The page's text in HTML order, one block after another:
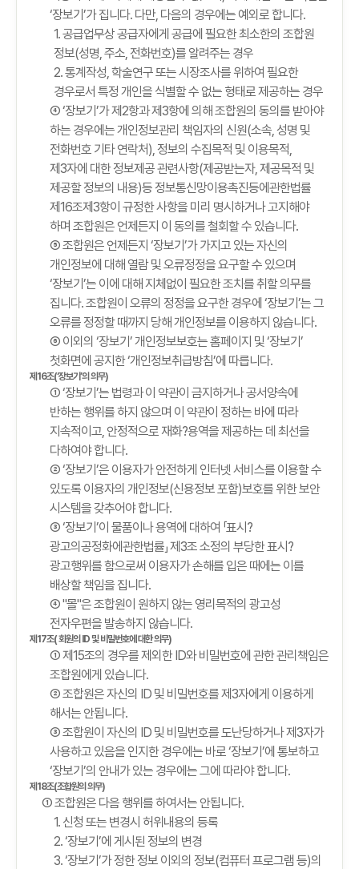
‘장보기’가 집니다. 다만, 다음의 경우에는 예외로 합니다.
1. 공급업무상 공급자에게 공급에 필요한 최소한의 조합원
정보(성명, 주소, 전화번호)를 알려주는 경우
2. 통계작성, 학술연구 또는 시장조사를 위하여 필요한
경우로서 특정 개인을 식별할 수 없는 형태로 제공하는 경우
④ ‘장보기’가 제2항과 제3항에 의해 조합원의 동의를 받아야
하는 경우에는 개인정보관리 책임자의 신원(소속, 성명 및
전화번호 기타 연락처), 정보의 수집목적 및 이용목적,
제3자에 대한 정보제공 관련사항(제공받는자, 제공목적 및
제공할 정보의 내용)등 정보통신망이용촉진등에관한법률
제16조제3항이 규정한 사항을 미리 명시하거나 고지해야
하며 조합원은 언제든지 이 동의를 철회할 수 있습니다.
⑤ 조합원은 언제든지 ‘장보기’가 가지고 있는 자신의
개인정보에 대해 열람 및 오류정정을 요구할 수 있으며
‘장보기’는 이에 대해 지체없이 필요한 조치를 취할 의무를
집니다. 조합원이 오류의 정정을 요구한 경우에 ‘장보기’는 그
오류를 정정할 때까지 당해 개인정보를 이용하지 않습니다.
⑥ 이외의 ‘장보기’ 개인정보보호는 홈페이지 및 ‘장보기’
첫화면에 공지한 ‘개인정보취급방침’에 따릅니다.
제16조(‘장보기’의 의무)
① ‘장보기’는 법령과 이 약관이 금지하거나 공서양속에
반하는 행위를 하지 않으며 이 약관이 정하는 바에 따라
지속적이고, 안정적으로 재화?용역을 제공하는 데 최선을
다하여야 합니다.
② ‘장보기’은 이용자가 안전하게 인터넷 서비스를 이용할 수
있도록 이용자의 개인정보(신용정보 포함)보호를 위한 보안
시스템을 갖추어야 합니다.
③ ‘장보기’이 물품이나 용역에 대하여 「표시?
광고의공정화에관한법률」 제3조 소정의 부당한 표시?
광고행위를 함으로써 이용자가 손해를 입은 때에는 이를
배상할 책임을 집니다.
④ "몰"은 조합원이 원하지 않는 영리목적의 광고성
전자우편을 발송하지 않습니다.
제17조( 회원의 ID 및 비밀번호에 대한 의무)
① 제15조의 경우를 제외한 ID와 비밀번호에 관한 관리책임은
조합원에게 있습니다.
② 조합원은 자신의 ID 및 비밀번호를 제3자에게 이용하게
해서는 안됩니다.
③ 조합원이 자신의 ID 및 비밀번호를 도난당하거나 제3자가
사용하고 있음을 인지한 경우에는 바로 ‘장보기’에 통보하고
‘장보기’의 안내가 있는 경우에는 그에 따라야 합니다.
제18조(조합원의 의무)
① 조합원은 다음 행위를 하여서는 안됩니다.
1. 신청 또는 변경시 허위내용의 등록
2. ‘장보기’에 게시된 정보의 변경
3. ‘장보기’가 정한 정보 이외의 정보(컴퓨터 프로그램 등)의